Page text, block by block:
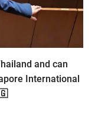
and can
International